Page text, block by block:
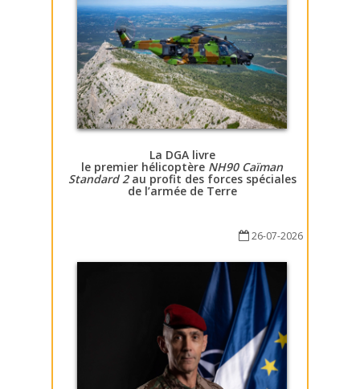
La DGA livre
le premier hélicoptère NH90 Caïman
Standard 2au profit des forces spéciales
de l’armée de Terre
26-07-2026